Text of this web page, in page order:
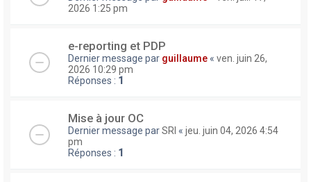
2026 1:25 pm
e-reporting et PDP
Dernier message par guillaume « ven. juin 26,
2026 10:29 pm
Réponses : 1
Mise à jour OC
Dernier message parSRI « jeu. juin 04, 2026 4:54
pm
Réponses : 1